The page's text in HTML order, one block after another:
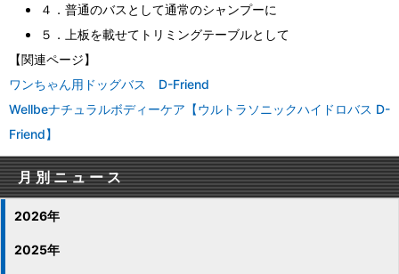
４．普通のバスとして通常のシャンプーに
５．上板を載せてトリミングテーブルとして
【関連ページ】
ワンちゃん用ドッグバス D-Friend
Wellbeナチュラルボディーケア【ウルトラソニックハイドロバス D-
Friend】
月別ニュース
2026年
2025年